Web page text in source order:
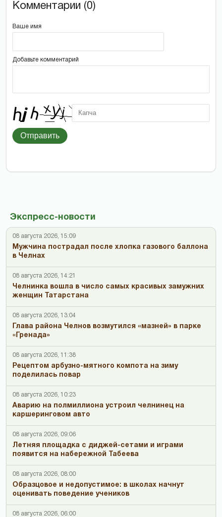
Экспресс-новости
08 августа 2026, 15:09
Мужчина пострадал после хлопка газового баллона
в Челнах
08 августа 2026, 14:21
Челнинка вошла в число самых красивых замужних
женщин Татарстана
08 августа 2026, 13:04
Глава района Челнов возмутился «мазней» в парке
«Гренада»
08 августа 2026, 11:38
Рецептом арбузно-мятного компота на зиму
поделилась повар
08 августа 2026, 10:23
Аварию на полмиллиона устроил челнинец на
каршеринговом авто
08 августа 2026, 09:06
Летняя площадка с диджей-сетами и играми
появится на набережной Табеева
08 августа 2026, 08:00
Образцовое и недопустимое: в школах начнут
оценивать поведение учеников
08 августа 2026, 06:00
Комментарии (0)
Ваше имя
Добавьте комментарий
Отправить